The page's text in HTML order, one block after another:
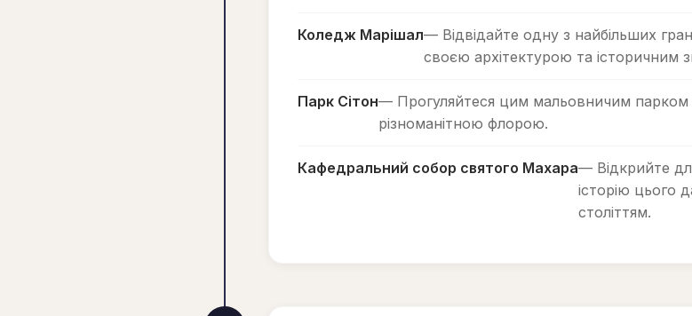
Коледж Марішал— Відвідайте одну з найбільших
своєю архітектурою та історичним
Парк Сітон— Прогуляйтеся цим мальовничим
різноманітною флорою.
Кафедральний собор святого Махара— Відкрийте
історію цього
століттям.